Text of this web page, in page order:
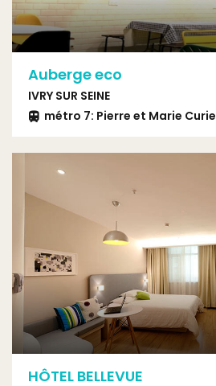
Auberge eco
IVRY SUR SEINE
métro 7: Pierre et Marie Curie
HÔTEL BELLEVUE